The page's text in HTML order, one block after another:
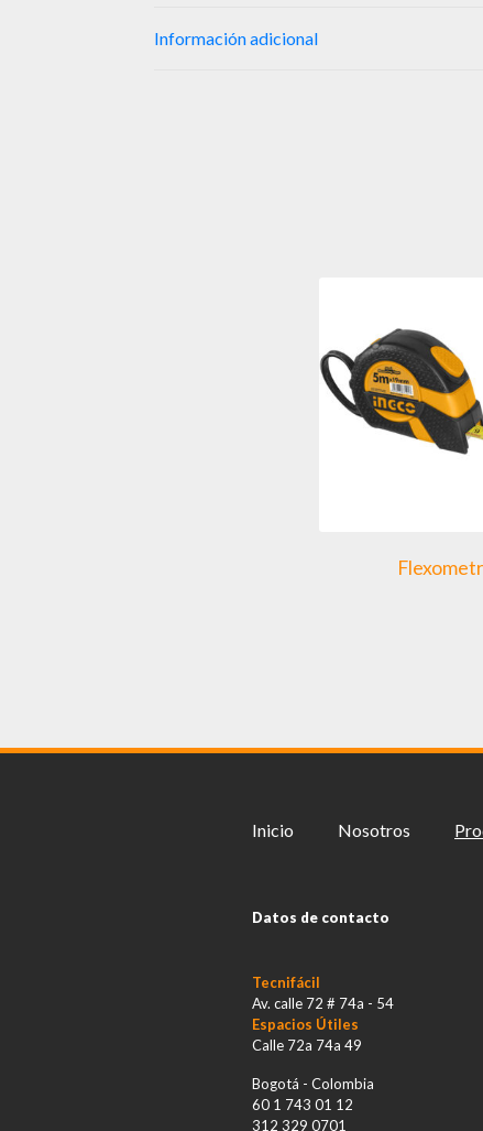
Información adicional
Inicio Nosotros
Datos de contacto
Tecnifácil
Av. calle 72 # 74a - 54
Espacios Útiles
Calle 72a 74a 49
Bogotá - Colombia
60 1 743 01 12
312 329 0701